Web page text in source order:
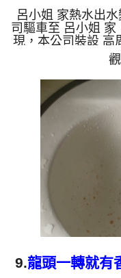
呂小姐 家熱水出
司驅車至 呂小姐
現，本公司裝設 高
水管，等了約15
波 模式，一洗水
個多小時後，熱
是自來水，如水管
出來的水就會是咖
會結成黑色管垢，
洗出綠色的水，是
綠，
9.龍頭一轉就有